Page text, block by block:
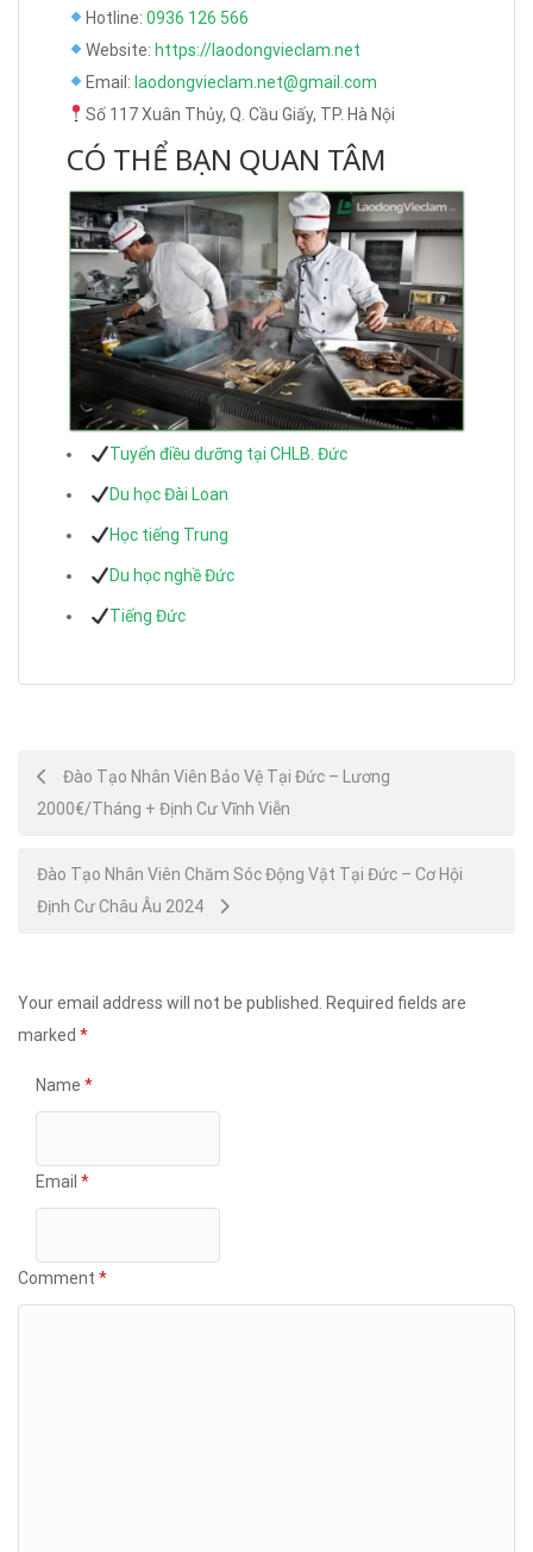
Hotline: 0936 126 566
Website: https://laodongvieclam.net
Email: laodongvieclam.net@gmail.com
Số 117 Xuân Thủy, Q. Cầu Giấy, TP. Hà Nội
CÓ THỂ BẠN QUAN TÂM
Tuyển điều dưỡng tại CHLB. Đức
Du học Đài Loan
Học tiếng Trung
Du học nghề Đức
Tiếng Đức
Post
navigation
Đào Tạo Nhân Viên Bảo Vệ Tại Đức – Lương
2000€/Tháng + Định Cư Vĩnh Viễn
Đào Tạo Nhân Viên Chăm Sóc Động Vật Tại Đức – Cơ Hội
Định Cư Châu Âu 2024
Your email address will not be published. Required fields are
marked *
Name *
Email *
Comment *